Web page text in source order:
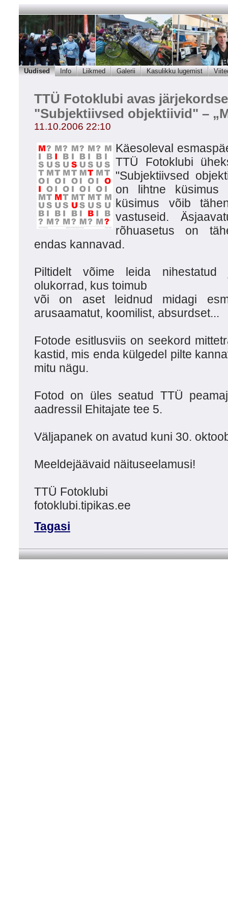
Uudised Info Liikmed Galerii Kasulikku lugemist
TTÜ Fotoklubi avas
"Subjektiivsed objektiivid" –
11.10.2006 22:10
Käesoleval
TTÜ Fotoklubi
"Subjektiivsed
on lihtne küsimus
küsimus võib
vastuseid.
rõhuasetus on
endas kannavad.
Piltidelt võime leida nihestatud
olukorrad, kus toimub
või on aset leidnud midagi
arusaamatut, koomilist, absurdset...
Fotode esitlusviis on seekord
kastid, mis enda külgedel pilte
mitu nägu.
Fotod on üles seatud TTÜ
aadressil Ehitajate tee 5.
Väljapanek on avatud kuni 30.
Meeldejäävaid näituseelamusi!
TTÜ Fotoklubi
fotoklubi.tipikas.ee
Tagasi